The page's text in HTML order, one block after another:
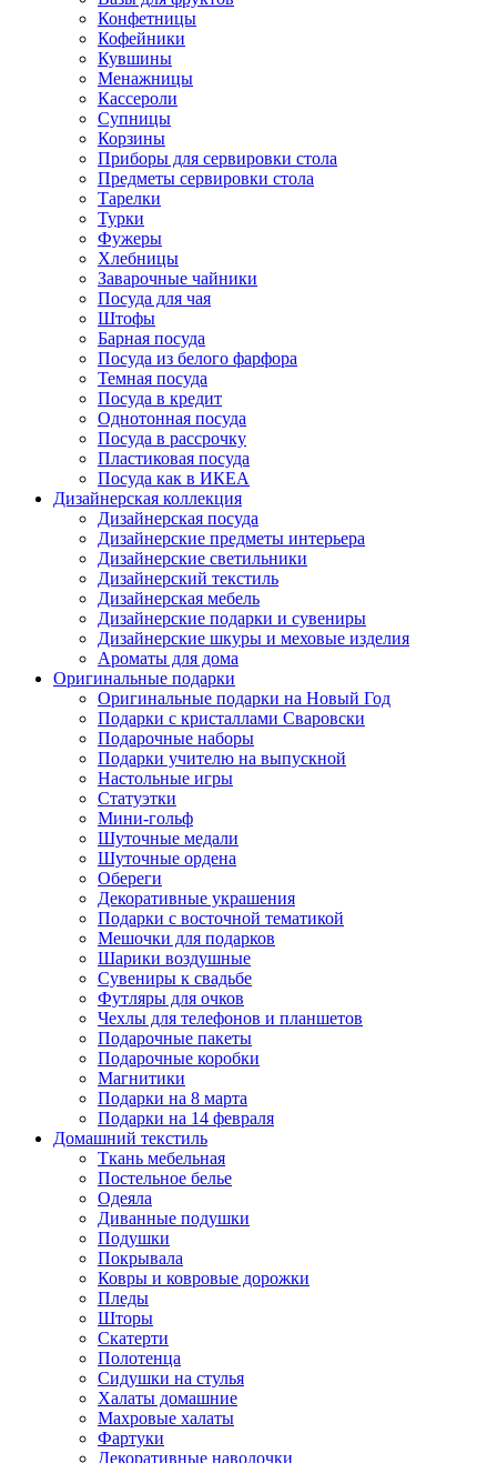
Конфетницы
Кофейники
Кувшины
Менажницы
Кассероли
Супницы
Корзины
Приборы для сервировки стола
Предметы сервировки стола
Тарелки
Турки
Фужеры
Хлебницы
Заварочные чайники
Посуда для чая
Штофы
Барная посуда
Посуда из белого фарфора
Темная посуда
Посуда в кредит
Однотонная посуда
Посуда в рассрочку
Пластиковая посуда
Посуда как в ИКЕА
Дизайнерская коллекция
Дизайнерская посуда
Дизайнерские предметы интерьера
Дизайнерские светильники
Дизайнерский текстиль
Дизайнерская мебель
Дизайнерские подарки и сувениры
Дизайнерские шкуры и меховые изделия
Ароматы для дома
Оригинальные подарки
Оригинальные подарки на Новый Год
Подарки с кристаллами Сваровски
Подарочные наборы
Подарки учителю на выпускной
Настольные игры
Статуэтки
Мини-гольф
Шуточные медали
Шуточные ордена
Обереги
Декоративные украшения
Подарки с восточной тематикой
Мешочки для подарков
Шарики воздушные
Сувениры к свадьбе
Футляры для очков
Чехлы для телефонов и планшетов
Подарочные пакеты
Подарочные коробки
Магнитики
Подарки на 8 марта
Подарки на 14 февраля
Домашний текстиль
Ткань мебельная
Постельное белье
Одеяла
Диванные подушки
Подушки
Покрывала
Ковры и ковровые дорожки
Пледы
Шторы
Скатерти
Полотенца
Сидушки на стулья
Халаты домашние
Махровые халаты
Фартуки
Декоративные наволочки